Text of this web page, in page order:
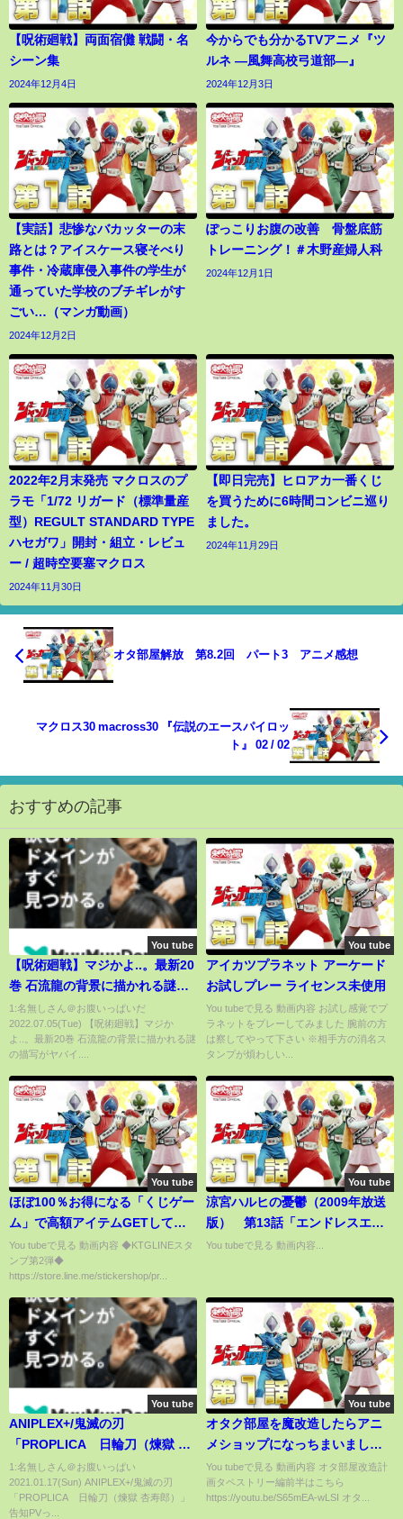
【呪術廻戦】両面宿儺 戦闘・名
シーン集
2024年12月4日
今からでも分かるTVアニメ『ツ
ルネ ―風舞高校弓道部―』
2024年12月3日
【実話】悲惨なバカッターの末
路とは？アイスケース寝そべり
事件・冷蔵庫侵入事件の学生が
通っていた学校のブチギレがす
ごい…（マンガ動画）
2024年12月2日
ぽっこりお腹の改善 骨盤底筋
トレーニング！＃木野産婦人科
2024年12月1日
2022年2月末発売 マクロスのプ
ラモ「1/72 リガード（標準量産
型）REGULT STANDARD TYPE
ハセガワ」開封・組立・レビュ
ー / 超時空要塞マクロス
2024年11月30日
【即日完売】ヒロアカ一番くじ
を買うために6時間コンビニ巡り
ました。
2024年11月29日
オタ部屋解放 第8.2回 パート3 アニメ感想
マクロス30 macross30 『伝説のエースパイロッ
ト』 02 / 02
おすすめの記事
You tube
【呪術廻戦】マジかよ..。最新20
巻 石流龍の背景に描かれる謎の
描写がヤバイ..。(呪術20巻)【※
ネタバレ考察注意】
1:名無しさん＠お腹いっぱいだ
2022.07.05(Tue) 【呪術廻戦】マジか
よ..。最新20巻 石流龍の背景に描かれる謎
の描写がヤバイ....
You tube
アイカツプラネット アーケード
お試しプレー ライセンス未使用
You tubeで見る 動画内容 お試し感覚でプ
ラネットをプレーしてみました 腕前の方
は察してやって下さい ※相手方の消名ス
タンプが煩わしい...
You tube
ほぼ100％お得になる「くじゲー
ム」で高額アイテムGETしてや
るｗｗ【クレーンゲーム】
You tubeで見る 動画内容 ◆KTGLINEスタ
ンプ第2弾◆
https://store.line.me/stickershop/pr...
You tube
涼宮ハルヒの憂鬱（2009年放送
版） 第13話「エンドレスエイ
トII」
You tubeで見る 動画内容...
You tube
ANIPLEX+/鬼滅の刃
「PROPLICA 日輪刀（煉獄 杏
寿郎）」告知PV
1:名無しさん＠お腹いっぱい
2021.01.17(Sun) ANIPLEX+/鬼滅の刃
「PROPLICA 日輪刀（煉獄 杏寿郎）」
告知PVっ...
You tube
オタク部屋を魔改造したらアニ
メショップになっちまいました
ｗｗｗ【オタ部屋改造計画】
【タペストリー編 後半】
You tubeで見る 動画内容 オタ部屋改造計
画タペストリー編前半はこちら
https://youtu.be/S65mEA-wLSI オタ...